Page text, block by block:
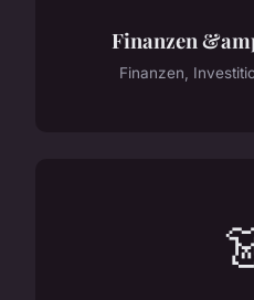
Finanzen
Finanzen,